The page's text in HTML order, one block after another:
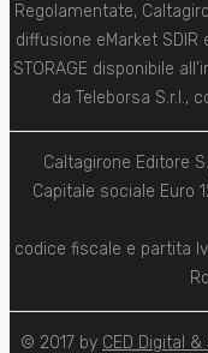
Regolamentate,
diffusione eMarket
STORAGE disponibile
da Teleborsa S.r.l.,
Caltagirone Editore
Capitale sociale Euro
codice fiscale e partita
© 2017 by CED Digital &